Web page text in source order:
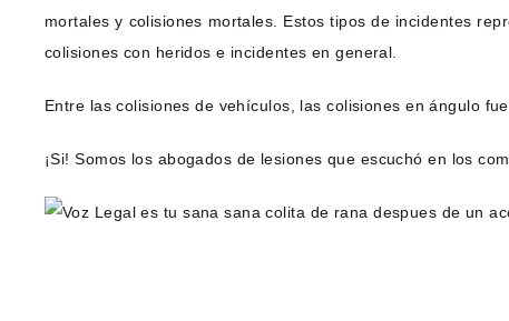
mortales y colisiones mortales. Estos tipos de incidentes
colisiones con heridos e incidentes en general.
Entre las colisiones de vehículos, las colisiones en ángulo
¡Si! Somos los abogados de lesiones que escuchó en los